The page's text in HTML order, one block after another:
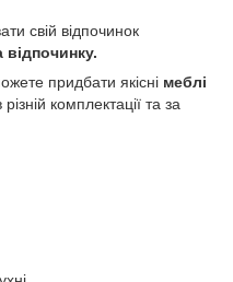
свій відпочинок
відпочинку.
придбати якісні меблі
різній комплектації та за